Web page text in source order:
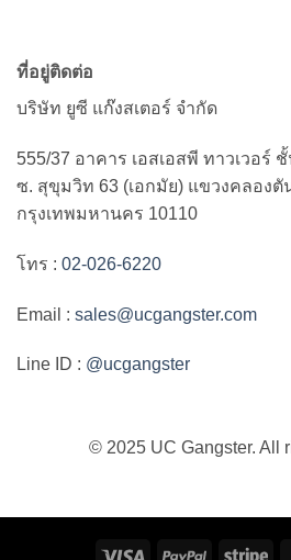
ที่อยู่ติดต่อ
บริษัท ยูซี แก๊งสเตอร์ จำกัด
555/37 อาคาร เอสเอสพี ทาวเวอร์
ซ. สุขุมวิท 63 (เอกมัย) แขวงคลองตั
กรุงเทพมหานคร 10110
โทร : 02-026-6220
Email : sales@ucgangster.com
Line ID : @ucgangster
© 2025 UC Gangster. All
Visa PayPal